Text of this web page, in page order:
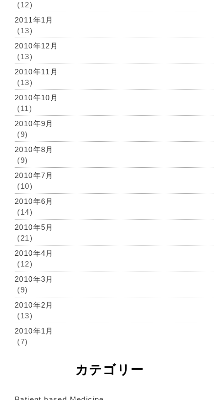
(12)
2011年1月
(13)
2010年12月
(13)
2010年11月
(13)
2010年10月
(11)
2010年9月
(9)
2010年8月
(9)
2010年7月
(10)
2010年6月
(14)
2010年5月
(21)
2010年4月
(12)
2010年3月
(9)
2010年2月
(13)
2010年1月
(7)
カテゴリー